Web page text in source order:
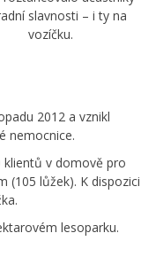
2012 a vznikl
nemocnice.
v domově pro
(105 lůžek). K dispozici
lesoparku.